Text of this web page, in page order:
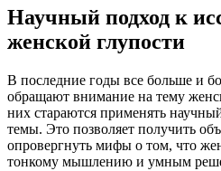
Научный подход к
женской глупости
В последние годы все больше и
обращают внимание на тему
них стараются применять
темы. Это позволяет получить
опровергнуть мифы о том, что
тонкому мышлению и умным